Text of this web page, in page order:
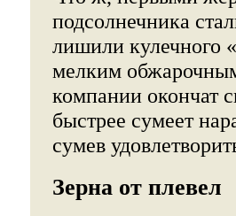
подсолнечника
лишили кулечного
мелким
компании окончат
быстрее сумеет
сумев
Зерна от плевел